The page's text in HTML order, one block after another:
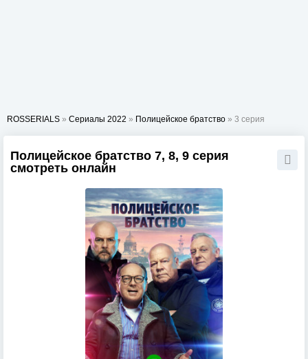
ROSSERIALS » Сериалы 2022 » Полицейское братство » 3 серия
Полицейское братство 7, 8, 9 серия
смотреть онлайн